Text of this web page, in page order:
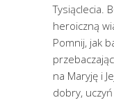
Tysiąclecia.
heroiczną
Pomnij, jak
na Maryję i
dobry,